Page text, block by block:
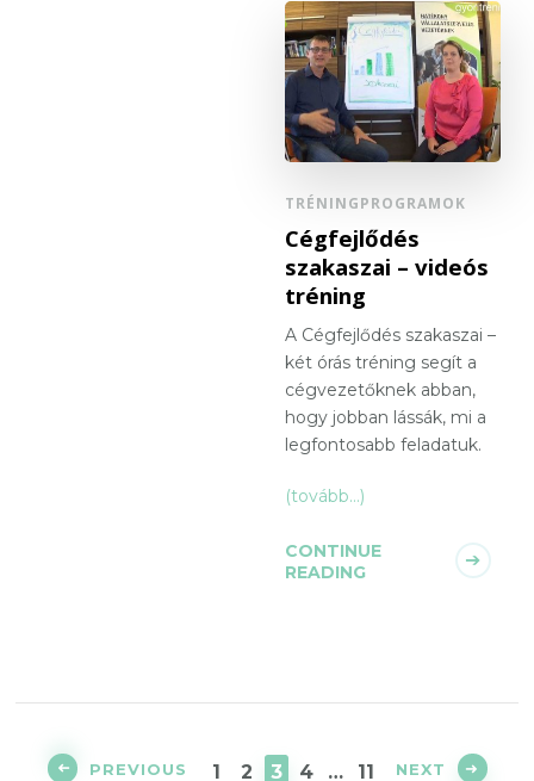
TRÉNINGPROGRAMOK
Cégfejlődés
szakaszai – videós
tréning
A Cégfejlődés szakaszai –
két órás tréning segít a
cégvezetőknek abban,
hogy jobban lássák, mi a
legfontosabb feladatuk.
(tovább…)
CONTINUE
READING
lapozása
PREVIOUS PAGE
1 PAGE
2 PAGE
3 PAGE
4 … PAGE
11 NEXT